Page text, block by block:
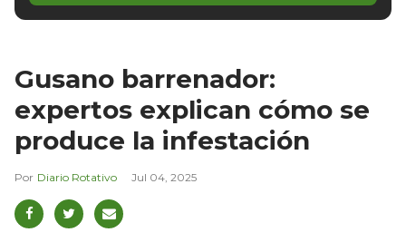
Gusano barrenador:
expertos explican cómo se
produce la infestación
Diario Rotativo Jul 04, 2025